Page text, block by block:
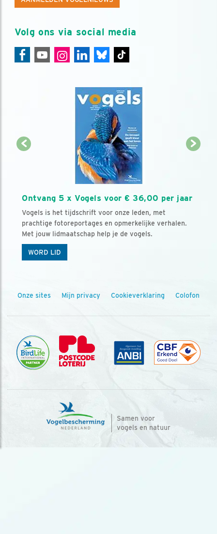
Volg ons via social media
Ontvang 5 x Vogels voor € 36,00 per jaar
Vogels is het tijdschrift voor onze leden, met
prachtige fotoreportages en opmerkelijke verhalen.
Met jouw lidmaatschap help je de vogels.
WORD LID
Onze sites Mijn privacy Cookieverklaring Colofon
Samen voor
vogels en natuur